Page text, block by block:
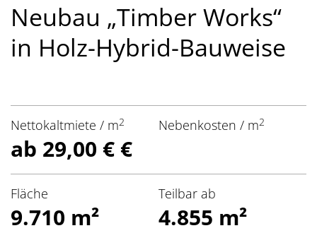
Neubau „Timber Works“
in Holz-Hybrid-Bauweise
Nettokaltmiete / m2
ab 29,00 € €
Nebenkosten / m2
Fläche
9.710 m²
Teilbar ab
4.855 m²